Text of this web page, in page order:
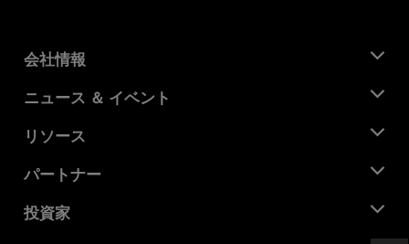
会社情報
AMD について
企業責任
キャリア
お問い合わせ
ニュース ＆ イベント
ニュースルーム
メディア ライブラリ
リソース
デベロッパー セントラル
ケース スタディ
パートナー
AMD パートナー ハブ
投資家